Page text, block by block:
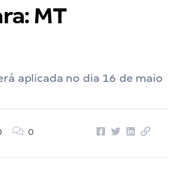
MT
aplicada no dia 16 de maio
0